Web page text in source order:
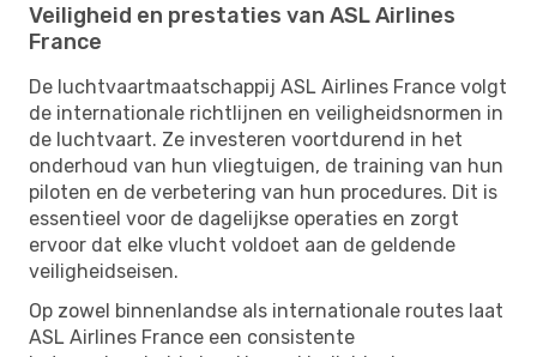
Veiligheid en prestaties van ASL Airlines
France
De luchtvaartmaatschappij ASL Airlines France volgt
de internationale richtlijnen en veiligheidsnormen in
de luchtvaart. Ze investeren voortdurend in het
onderhoud van hun vliegtuigen, de training van hun
piloten en de verbetering van hun procedures. Dit is
essentieel voor de dagelijkse operaties en zorgt
ervoor dat elke vlucht voldoet aan de geldende
veiligheidseisen.
Op zowel binnenlandse als internationale routes laat
ASL Airlines France een consistente